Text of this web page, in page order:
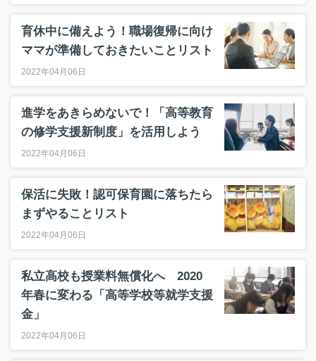
育休中に備えよう！職場復帰に向け
ママが準備しておきたいことリスト
2022年04月06日
進学をあきらめないで！「高等教育
の修学支援新制度」を活用しよう
2022年04月06日
保活に失敗！認可保育園に落ちたら
まずやることリスト
2022年04月06日
私立高校も授業料無償化へ 2020
年春に変わる「高等学校等就学支援
金」
2022年04月06日